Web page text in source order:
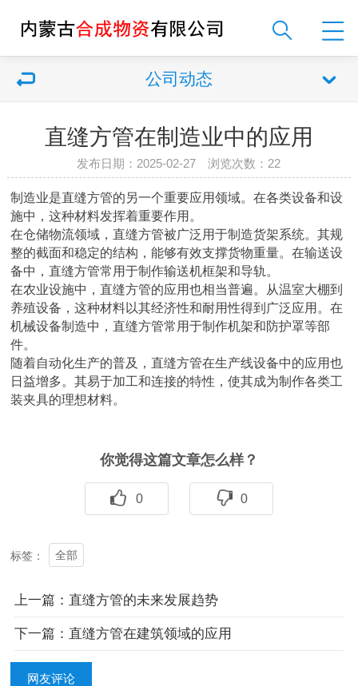
公司动态
直缝方管在制造业中的应用
发布日期：2025-02-27 浏览次数： 22
制造业是直缝方管的另一个重要应用领域。在各类设备和设
施中，这种材料发挥着重要作用。
在仓储物流领域，直缝方管被广泛用于制造货架系统。其规
整的截面和稳定的结构，能够有效支撑货物重量。在输送设
备中，直缝方管常用于制作输送机框架和导轨。
在农业设施中，直缝方管的应用也相当普遍。从温室大棚到
养殖设备，这种材料以其经济性和耐用性得到广泛应用。在
机械设备制造中，直缝方管常用于制作机架和防护罩等部
件。
随着自动化生产的普及，直缝方管在生产线设备中的应用也
日益增多。其易于加工和连接的特性，使其成为制作各类工
装夹具的理想材料。
你觉得这篇文章怎么样？
0 0
标签： 全部
上一篇：直缝方管的未来发展趋势
下一篇：直缝方管在建筑领域的应用
网友评论